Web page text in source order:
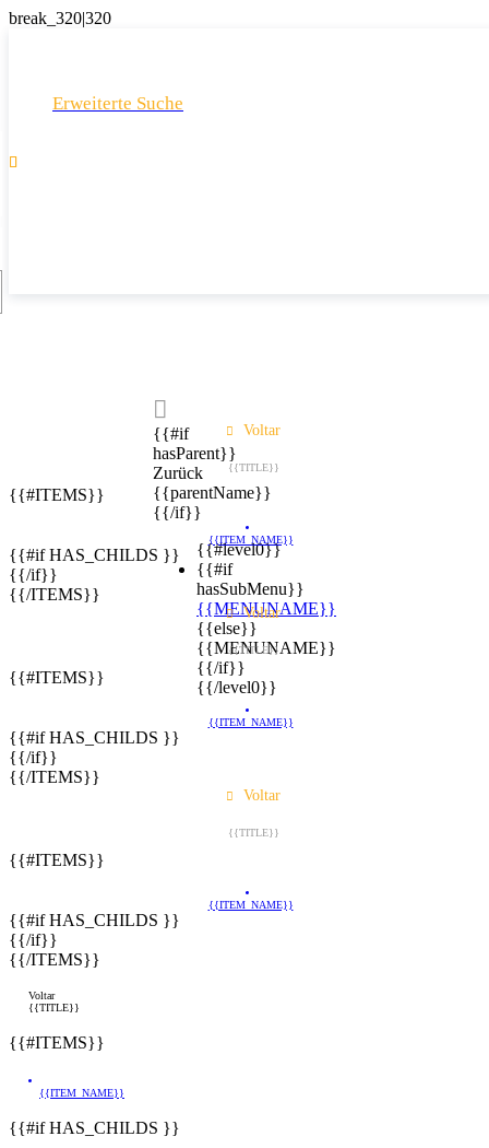
Erweiterte Suche

{{#if
hasParent}}
Zurück
{{parentName}}
{{/if}}
{{#level0}}
{{#if
hasSubMenu}}
{{MENUNAME}}
{{else}}
{{MENUNAME}}
{{/if}}
{{/level0}}
Voltar
{{TITLE}}
{{#ITEMS}}
{{ITEM_NAME}}
{{#if HAS_CHILDS }}
{{/if}}
{{/ITEMS}}
Voltar
{{TITLE}}
{{#ITEMS}}
{{ITEM_NAME}}
{{#if HAS_CHILDS }}
{{/if}}
{{/ITEMS}}
Voltar
{{TITLE}}
{{#ITEMS}}
{{ITEM_NAME}}
{{#if HAS_CHILDS }}
{{/if}}
{{/ITEMS}}
Voltar
{{TITLE}}
{{#ITEMS}}
{{ITEM_NAME}}
{{#if HAS_CHILDS }}